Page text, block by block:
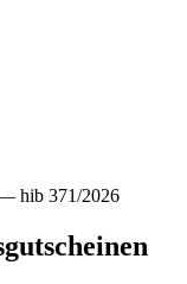
hib 371/2026